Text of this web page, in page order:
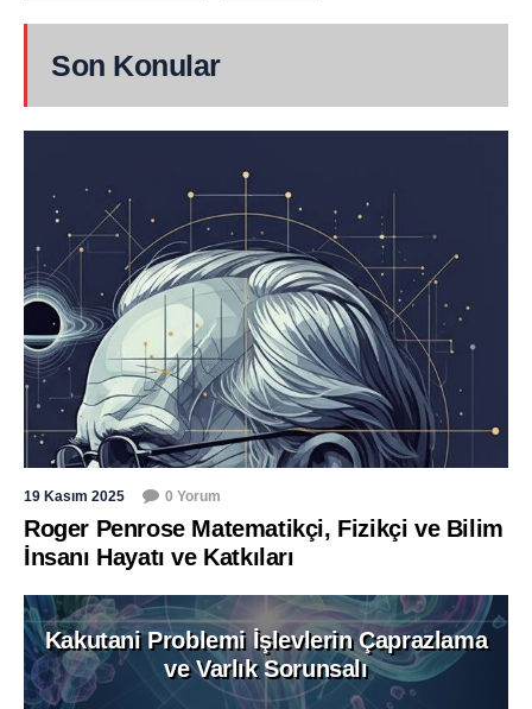
Son Konular
19 Kasım 2025 0 Yorum
Roger Penrose Matematikçi, Fizikçi ve Bilim
İnsanı Hayatı ve Katkıları
Kakutani Problemi İşlevlerin Çaprazlama
ve Varlık Sorunsalı